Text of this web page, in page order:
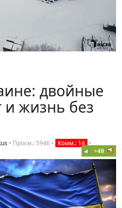
двойные
и жизнь без
• Просм.: 5946 • Комм.: 14 •
+40